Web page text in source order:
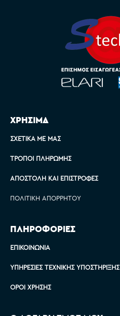
ΧΡΗΣΙΜΑ
ΣΧΕΤΙΚΆ ΜΕ ΜΑΣ
ΤΡΌΠΟΙ ΠΛΗΡΩΜΉΣ
ΑΠΟΣΤΟΛΉ ΚΑΙ ΕΠΙΣΤΡΟΦΈΣ
ΠΟΛΙΤΙΚΉ ΑΠΟΡΡΉΤΟΥ
ΠΛΗΡΟΦΟΡΙΕΣ
ΕΠΙΚΟΙΝΩΝΊΑ
ΥΠΗΡΕΣΊΕΣ ΤΕΧΝΙΚΉΣ ΥΠΟΣΤΉΡΙΞΗΣ
ΌΡΟΙ ΧΡΉΣΗΣ